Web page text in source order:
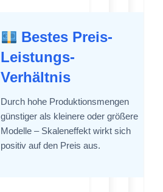
Bestes Preis-
Leistungs-
Verhältnis
Durch hohe Produktionsmengen
günstiger als kleinere oder größere
Modelle – Skaleneffekt wirkt sich
positiv auf den Preis aus.